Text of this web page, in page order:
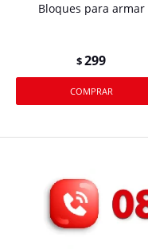
Bloques para armar
$299